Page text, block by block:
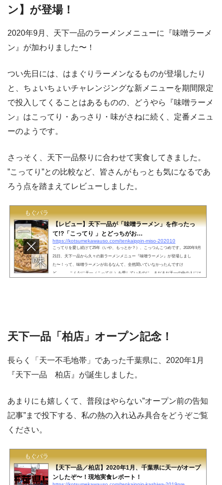
ン】が登場！
2020年9月、天下一品のラーメンメニューに『味噌ラーメ
ン』が加わりました〜！
つい先日には、はまぐりラーメンなるものが登場したり
と、ちょいちょいチャレンジングな新メニューを期間限定
で投入してくることはあるものの、どうやら『味噌ラーメ
ン』はこってり・あっさり・味がさねに続く、定番メニュ
ーのようです。
さっそく、天下一品祭りに合わせて実食してきました。
”こってり”との比較など、皆さんがもっとも気になるであ
ろう点を踏まえてレビューしました。
もぐパラ
【レビュー】天下一品が「味噌ラーメン」を作ったっ
て!?「こってり 」とどっちがお…
https://kotsumekawauso.com/tenkaippin-miso-202010
こってりを愛し続けて25年（いや、もっとか？）、こっつんこつめです。2020年9月
21日、天下一品から久々の新ラーメンメニュー『味噌ラーメン』が登場しまし
た〜！って、味噌ラーメンが出るなんて、全然聞いていなかったんですけ
ど。。。 こんなに天一（こってり ）を愛しているのに、まだまだ天一の中の人には
天下一品「柏店」オープン記念！
長らく「天一不毛地帯」であった千葉県に、2020年1月
『天下一品 柏店』が誕生しました。
あまりにも嬉しくて、普段はやらない”オープン前の告知
記事”まで投下する、私の熱の入れ込み具合をどうぞご覧
ください。
もぐパラ
【天下一品／柏店】2020年1月、千葉県に天一がオープ
ンしたぞ〜！現地実食レポート！